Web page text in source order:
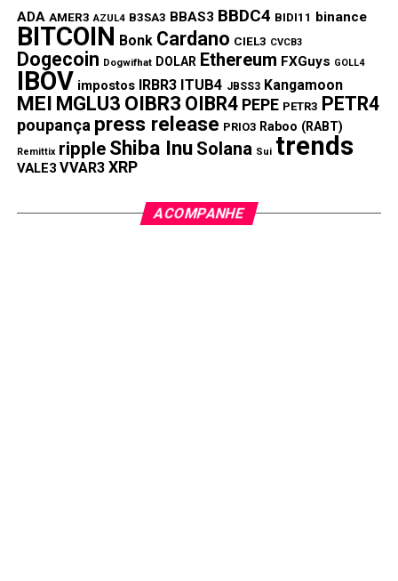
ADA AMER3 AZUL4 B3SA3 BBAS3 BBDC4 BIDI11 binance
BITCOIN Bonk Cardano CIEL3 CVCB3
Dogecoin Dogwifhat DOLAR Ethereum FXGuys GOLL4
IBOV impostos IRBR3 ITUB4 JBSS3 Kangamoon
MEI MGLU3 OIBR3 OIBR4 PEPE PETR3 PETR4
poupança press release PRIO3 Raboo (RABT)
Remittix ripple Shiba Inu Solana Sui trends
VALE3 VVAR3 XRP
ACOMPANHE